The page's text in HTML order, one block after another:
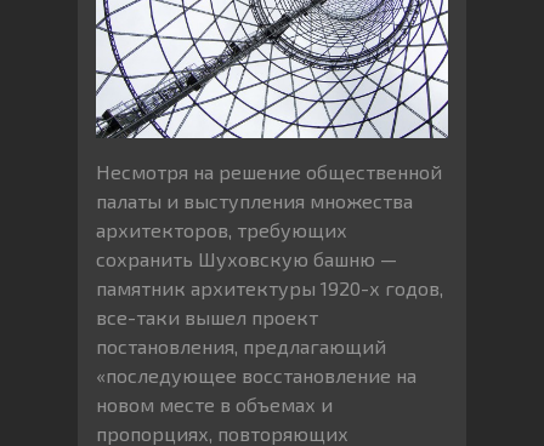
Несмотря на решение общественной
палаты и выступления множества
архитекторов, требующих
сохранить Шуховскую башню —
памятник архитектуры 1920-х годов,
все-таки вышел проект
постановления, предлагающий
«последующее восстановление на
новом месте в объемах и
пропорциях, повторяющих